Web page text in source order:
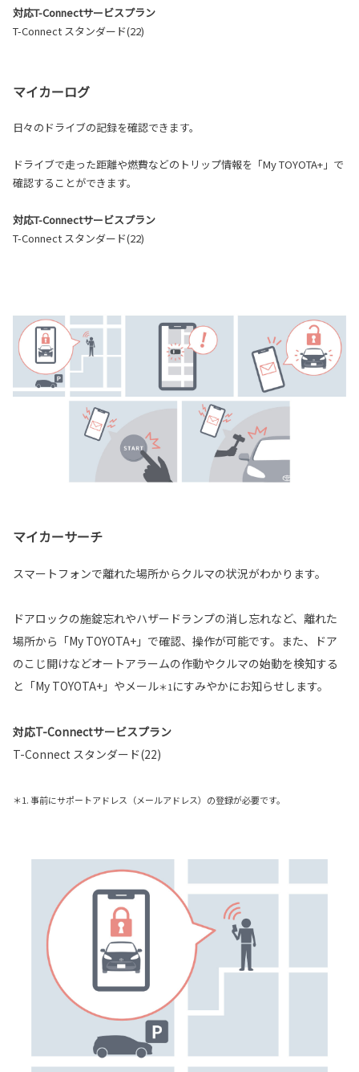
対応T-Connectサービスプラン
T-Connect スタンダード(22)
マイカーログ
日々のドライブの記録を確認できます。
ドライブで走った距離や燃費などのトリップ情報を「My TOYOTA+」で
確認することができます。
対応T-Connectサービスプラン
T-Connect スタンダード(22)
マイカーサーチ
スマートフォンで離れた場所からクルマの状況がわかります。
ドアロックの施錠忘れやハザードランプの消し忘れなど、離れた
場所から「My TOYOTA+」で確認、操作が可能です。また、ドア
のこじ開けなどオートアラームの作動やクルマの始動を検知する
と「My TOYOTA+」やメール＊1にすみやかにお知らせします。
対応T-Connectサービスプラン
T-Connect スタンダード(22)
＊1. 事前にサポートアドレス（メールアドレス）の登録が必要です。